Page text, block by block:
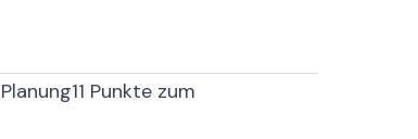
11 Punkte zum